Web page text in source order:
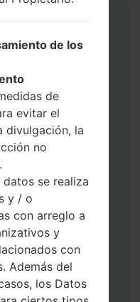
versión de
el archivo de
de los
de
evitar el
divulgación, la
no
se realiza
y / o
con arreglo a
y
con
Además del
los Datos